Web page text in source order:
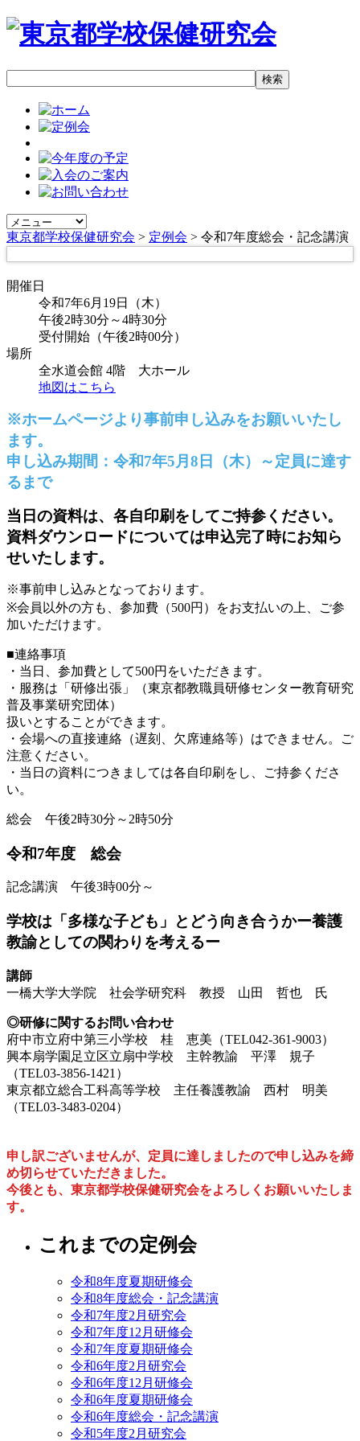
東京都学校保健研究会 > 定例会 > 令和7年度総会・記念講演
開催日
令和7年6月19日（木）
午後2時30分～4時30分
受付開始（午後2時00分）
場所
全水道会館 4階 大ホール
地図はこちら
※ホームページより事前申し込みをお願いいたし
ます。
申し込み期間：令和7年5月8日（木）～定員に達す
るまで
当日の資料は、各自印刷をしてご持参ください。
資料ダウンロードについては申込完了時にお知ら
せいたします。
※事前申し込みとなっております。
※会員以外の方も、参加費（500円）をお支払いの上、ご参
加いただけます。
■連絡事項
・当日、参加費として500円をいただきます。
・服務は「研修出張」（東京都教職員研修センター教育研究
普及事業研究団体）
扱いとすることができます。
・会場への直接連絡（遅刻、欠席連絡等）はできません。ご
注意ください。
・当日の資料につきましては各自印刷をし、ご持参くださ
い。
総会 午後2時30分～2時50分
令和7年度 総会
記念講演 午後3時00分～
学校は「多様な子ども」とどう向き合うかー養護
教諭としての関わりを考えるー
講師
一橋大学大学院 社会学研究科 教授 山田 哲也 氏
◎研修に関するお問い合わせ
府中市立府中第三小学校 桂 恵美（TEL042-361-9003）
興本扇学園足立区立扇中学校 主幹教諭 平澤 規子
（TEL03-3856-1421）
東京都立総合工科高等学校 主任養護教諭 西村 明美
（TEL03-3483-0204）
申し訳ございませんが、定員に達しましたので申し込みを締
め切らせていただきました。
今後とも、東京都学校保健研究会をよろしくお願いいたしま
す。
これまでの定例会
令和8年度夏期研修会
令和8年度総会・記念講演
令和7年度2月研究会
令和7年度12月研修会
令和7年度夏期研修会
令和6年度2月研究会
令和6年度12月研修会
令和6年度夏期研修会
令和6年度総会・記念講演
令和5年度2月研究会